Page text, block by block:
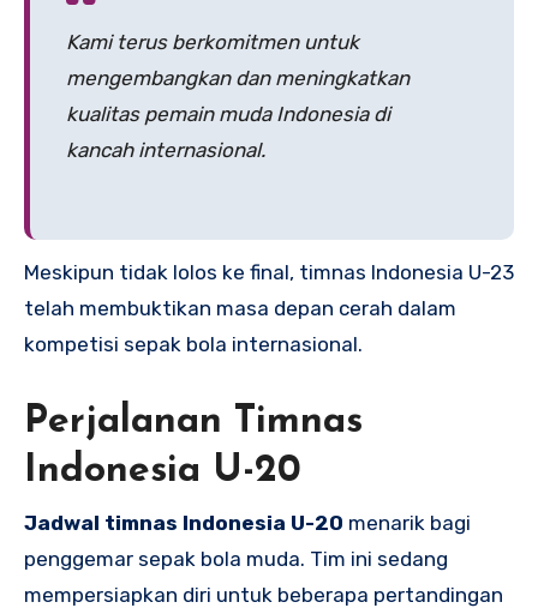
Kami terus berkomitmen untuk
mengembangkan dan meningkatkan
kualitas pemain muda Indonesia di
kancah internasional.
Meskipun tidak lolos ke final, timnas Indonesia U-23
telah membuktikan masa depan cerah dalam
kompetisi sepak bola internasional.
Perjalanan Timnas
Indonesia U-20
Jadwal timnas Indonesia U-20 menarik bagi
penggemar sepak bola muda. Tim ini sedang
mempersiapkan diri untuk beberapa pertandingan